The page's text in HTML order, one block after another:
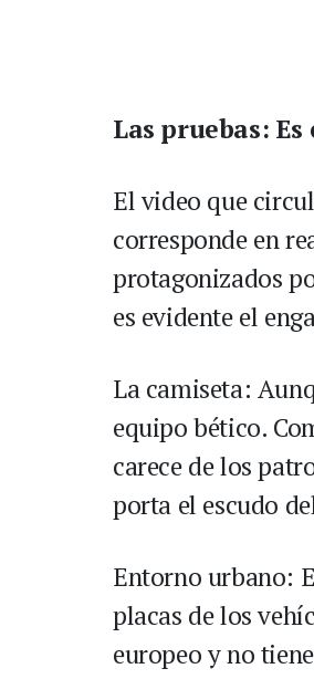
Las pruebas:
El video que
corresponde en
protagonizados
es evidente el
La camiseta:
equipo bético.
carece de los
porta el escudo
Entorno urbano:
placas de los
europeo y no